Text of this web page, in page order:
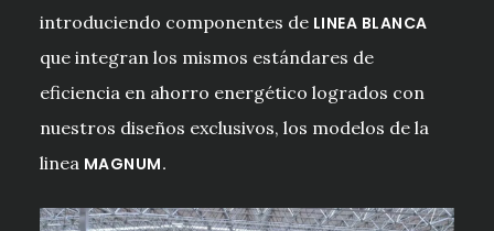
introduciendo componentes de LINEA BLANCA
que integran los mismos estándares de
eficiencia en ahorro energético logrados con
nuestros diseños exclusivos, los modelos de la
linea MAGNUM.